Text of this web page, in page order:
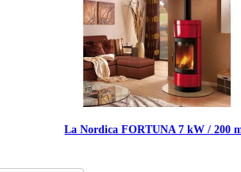
La Nordica FORTUNA 7 kW / 200